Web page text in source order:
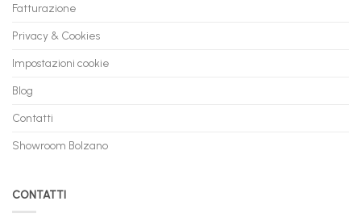
Fatturazione
Privacy & Cookies
Impostazioni cookie
Blog
Contatti
Showroom Bolzano
CONTATTI